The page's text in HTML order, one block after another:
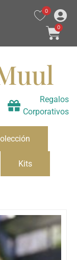
0
0
Regalos
Corporativos
Kits